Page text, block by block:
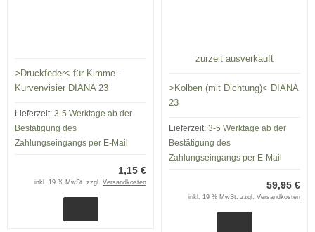
>Druckfeder< für Kimme -
Kurvenvisier DIANA 23
Lieferzeit: 3-5 Werktage ab der
Bestätigung des
Zahlungseingangs per E-Mail
1,15 €
inkl. 19 % MwSt. zzgl. Versandkosten
zurzeit ausverkauft
>Kolben (mit Dichtung)< DIANA
23
Lieferzeit: 3-5 Werktage ab der
Bestätigung des
Zahlungseingangs per E-Mail
59,95 €
inkl. 19 % MwSt. zzgl. Versandkosten